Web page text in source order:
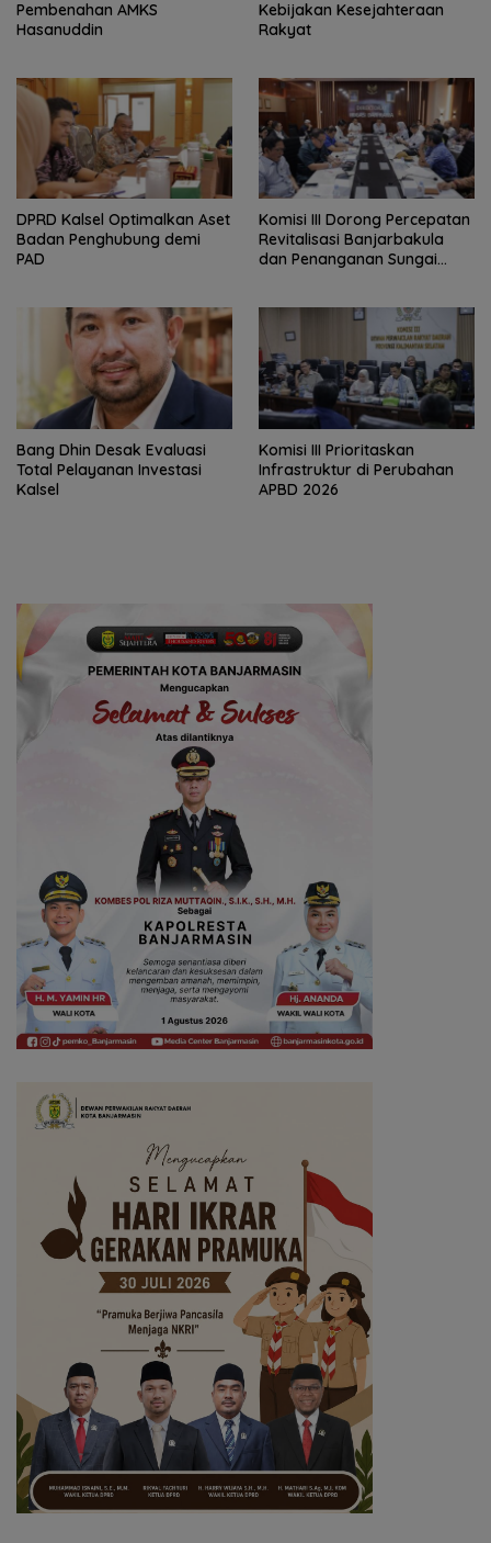
Pembenahan AMKS
Hasanuddin
Kebijakan Kesejahteraan
Rakyat
‎DPRD Kalsel Optimalkan Aset
Badan Penghubung demi
PAD
‎Komisi III Dorong Percepatan
Revitalisasi Banjarbakula
dan Penanganan Sungai
‎Bang Dhin Desak Evaluasi
Total Pelayanan Investasi
Kalsel
‎Komisi III Prioritaskan
Infrastruktur di Perubahan
APBD 2026